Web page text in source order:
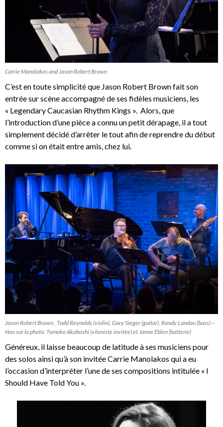
Carrie Manolakos and Jason Robert Brown
C’est en toute simplicité que Jason Robert Brown fait son
entrée sur scène accompagné de ses fidèles musiciens, les
« Legendary Caucasian Rhythm Kings ». Alors, que
l’introduction d’une pièce a connu un petit dérapage, il a tout
simplement décidé d’arrêter le tout afin de reprendre du début
comme si on était entre amis, chez lui.
Jason Robert Brown , Todd Reynolds (violin), Gary Sieger (guitar), Randy Landau (bass) –
Non sur la photo: Tomoko Akaboshi (viloniste invitée) et Jamie Eblen (batterie)
Généreux, il laisse beaucoup de latitude à ses musiciens pour
des solos ainsi qu’à son invitée Carrie Manolakos qui a eu
l’occasion d’interpréter l’une de ses compositions intitulée « I
Should Have Told You ».